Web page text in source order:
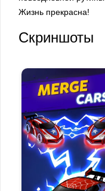
Жизнь прекрасна!
Скриншоты